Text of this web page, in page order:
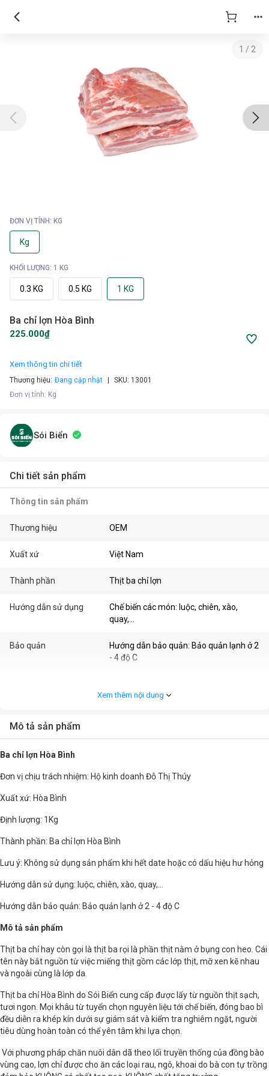
1 / 2
ĐƠN VỊ TÍNH: KG
Kg
KHỐI LƯỢNG: 1 KG
0.3 KG 0.5 KG 1 KG
Ba chỉ lợn Hòa Bình
225.000₫
Xem thông tin chi tiết
Thương hiệu: Đang cập nhật SKU: 13001
Đơn vị tính: Kg
Sói Biển
Chi tiết sản phẩm
Thông tin sản phẩm
Thương hiệu OEM
Xuất xứ Việt Nam
Thành phần Thịt ba chỉ lợn
Hướng dẫn sử dụng
Chế biến các món: luộc, chiên, xào,
quay,...
Bảo quản
Hướng dẫn bảo quản: Bảo quản lạnh ở 2
- 4 độ C
Xem thêm nội dung
Mô tả sản phẩm
Ba chỉ lợn Hòa Bình
Đơn vị chịu trách nhiệm: Hộ kinh doanh Đỗ Thị Thúy
Xuất xứ: Hòa Bình
Định lượng: 1Kg
Thành phần: Ba chỉ lợn Hòa Bình
Lưu ý: Không sử dụng sản phẩm khi hết date hoặc có dấu hiệu hư hỏng
Hướng dẫn sử dụng: luộc, chiên, xào, quay,...
Hướng dẫn bảo quản: Bảo quản lạnh ở 2 - 4 độ C
Mô tả sản phẩm
Thịt ba chỉ hay còn gọi là thịt ba rọi là phần thịt nằm ở bụng con heo. Cái
tên này bắt nguồn từ việc miếng thịt gồm các lớp thịt, mỡ xen kẽ nhau
và ngoài cùng là lớp da.
Thịt ba chỉ Hòa Bình do Sói Biển cung cấp được lấy từ nguồn thịt sạch,
tươi ngon. Mọi khâu từ tuyển chọn nguyên liệu tới chế biến, đóng bao bì
đều diễn ra khép kín dưới sự giám sát và kiểm tra nghiêm ngặt, người
tiêu dùng hoàn toàn có thể yên tâm khi lựa chọn.
Với phương pháp chăn nuôi dân dã theo lối truyền thống của đồng bào
vùng cao, lợn chỉ được cho ăn các loại rau, ngô, khoai do bà con tự trồng